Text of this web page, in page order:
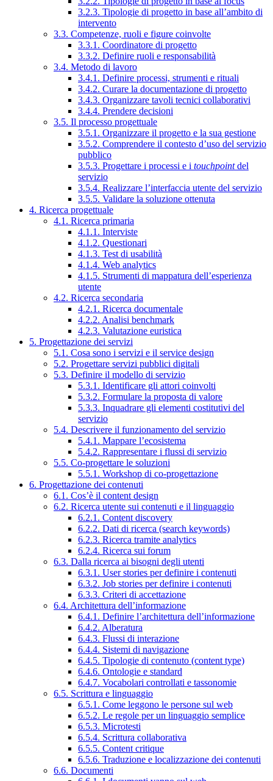
3.2.3. Tipologie di progetto in base all’ambito di
intervento
3.3. Competenze, ruoli e figure coinvolte
3.3.1. Coordinatore di progetto
3.3.2. Definire ruoli e responsabilità
3.4. Metodo di lavoro
3.4.1. Definire processi, strumenti e rituali
3.4.2. Curare la documentazione di progetto
3.4.3. Organizzare tavoli tecnici collaborativi
3.4.4. Prendere decisioni
3.5. Il processo progettuale
3.5.1. Organizzare il progetto e la sua gestione
3.5.2. Comprendere il contesto d’uso del servizio
pubblico
3.5.3. Progettare i processi e i touchpointdel
servizio
3.5.4. Realizzare l’interfaccia utente del servizio
3.5.5. Validare la soluzione ottenuta
4. Ricerca progettuale
4.1. Ricerca primaria
4.1.1. Interviste
4.1.2. Questionari
4.1.3. Test di usabilità
4.1.4. Web analytics
4.1.5. Strumenti di mappatura dell’esperienza
utente
4.2. Ricerca secondaria
4.2.1. Ricerca documentale
4.2.2. Analisi benchmark
4.2.3. Valutazione euristica
5. Progettazione dei servizi
5.1. Cosa sono i servizi e il service design
5.2. Progettare servizi pubblici digitali
5.3. Definire il modello di servizio
5.3.1. Identificare gli attori coinvolti
5.3.2. Formulare la proposta di valore
5.3.3. Inquadrare gli elementi costitutivi del
servizio
5.4. Descrivere il funzionamento del servizio
5.4.1. Mappare l’ecosistema
5.4.2. Rappresentare i flussi di servizio
5.5. Co-progettare le soluzioni
5.5.1. Workshop di co-progettazione
6. Progettazione dei contenuti
6.1. Cos’è il content design
6.2. Ricerca utente sui contenuti e il linguaggio
6.2.1. Content discovery
6.2.2. Dati di ricerca (search keywords)
6.2.3. Ricerca tramite analytics
6.2.4. Ricerca sui forum
6.3. Dalla ricerca ai bisogni degli utenti
6.3.1. User stories per definire i contenuti
6.3.2. Job stories per definire i contenuti
6.3.3. Criteri di accettazione
6.4. Architettura dell’informazione
6.4.1. Definire l’architettura dell’informazione
6.4.2. Alberatura
6.4.3. Flussi di interazione
6.4.4. Sistemi di navigazione
6.4.5. Tipologie di contenuto (content type)
6.4.6. Ontologie e standard
6.4.7. Vocabolari controllati e tassonomie
6.5. Scrittura e linguaggio
6.5.1. Come leggono le persone sul web
6.5.2. Le regole per un linguaggio semplice
6.5.3. Microtesti
6.5.4. Scrittura collaborativa
6.5.5. Content critique
6.5.6. Traduzione e localizzazione dei contenuti
6.6. Documenti